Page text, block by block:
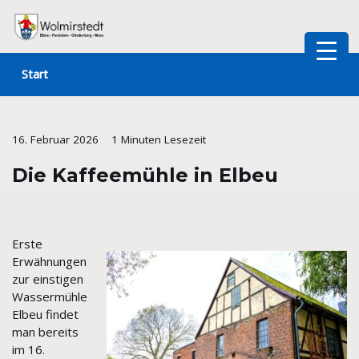
Zum
springen
Start
16. Februar 2026 1 Minuten Lesezeit
Die Kaffeemühle in Elbeu
Erste
Erwähnungen
zur einstigen
Wassermühle
Elbeu findet
man bereits
im 16.